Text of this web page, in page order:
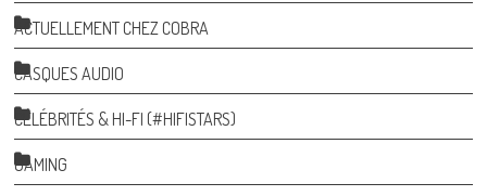
ACTUELLEMENT CHEZ COBRA
CASQUES AUDIO
CÉLÉBRITÉS & HI-FI (#HIFISTARS)
GAMING